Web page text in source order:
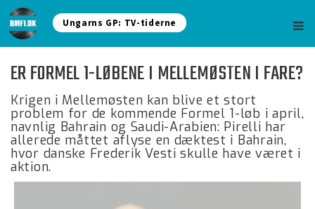
Ungarns GP: TV-tiderne
ER FORMEL 1-LØBENE I MELLEMØSTEN I FARE?
Krigen i Mellemøsten kan blive et stort
problem for de kommende Formel 1-løb i april,
navnlig Bahrain og Saudi-Arabien: Pirelli har
allerede måttet aflyse en dæktest i Bahrain,
hvor danske Frederik Vesti skulle have været i
aktion.